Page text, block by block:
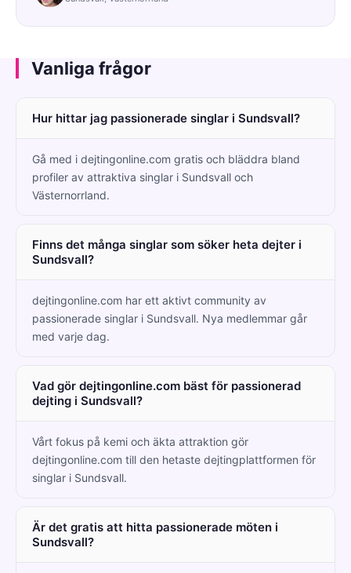
Vanliga frågor
Hur hittar jag passionerade singlar i Sundsvall?
Gå med i dejtingonline.com gratis och bläddra bland
profiler av attraktiva singlar i Sundsvall och
Västernorrland.
Finns det många singlar som söker heta dejter i
Sundsvall?
dejtingonline.com har ett aktivt community av
passionerade singlar i Sundsvall. Nya medlemmar går
med varje dag.
Vad gör dejtingonline.com bäst för passionerad
dejting i Sundsvall?
Vårt fokus på kemi och äkta attraktion gör
dejtingonline.com till den hetaste dejtingplattformen för
singlar i Sundsvall.
Är det gratis att hitta passionerade möten i
Sundsvall?